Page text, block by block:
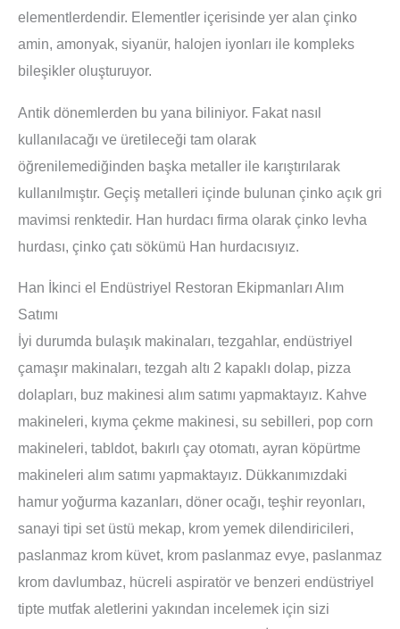
elementlerdendir. Elementler içerisinde yer alan çinko
amin, amonyak, siyanür, halojen iyonları ile kompleks
bileşikler oluşturuyor.
Antik dönemlerden bu yana biliniyor. Fakat nasıl
kullanılacağı ve üretileceği tam olarak
öğrenilemediğinden başka metaller ile karıştırılarak
kullanılmıştır. Geçiş metalleri içinde bulunan çinko açık gri
mavimsi renktedir. Han hurdacı firma olarak çinko levha
hurdası, çinko çatı sökümü Han hurdacısıyız.
Han İkinci el Endüstriyel Restoran Ekipmanları Alım
Satımı
İyi durumda bulaşık makinaları, tezgahlar, endüstriyel
çamaşır makinaları, tezgah altı 2 kapaklı dolap, pizza
dolapları, buz makinesi alım satımı yapmaktayız. Kahve
makineleri, kıyma çekme makinesi, su sebilleri, pop corn
makineleri, tabldot, bakırlı çay otomatı, ayran köpürtme
makineleri alım satımı yapmaktayız. Dükkanımızdaki
hamur yoğurma kazanları, döner ocağı, teşhir reyonları,
sanayi tipi set üstü mekap, krom yemek dilendiricileri,
paslanmaz krom küvet, krom paslanmaz evye, paslanmaz
krom davlumbaz, hücreli aspiratör ve benzeri endüstriyel
tipte mutfak aletlerini yakından incelemek için sizi